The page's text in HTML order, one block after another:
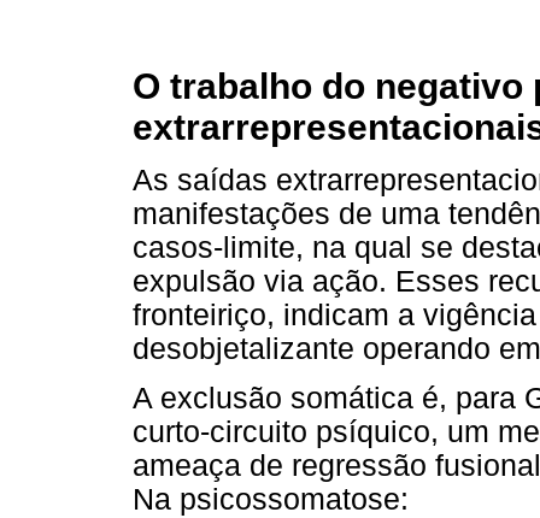
O trabalho do
As saídas
manifestações de uma
casos-limite, na qual se
expulsão via ação. Esses
fronteiriço, indicam a
desobjetalizante operando
A exclusão somática é, para
curto-circuito psíquico, um
ameaça de regressão
Na psicossomatose: